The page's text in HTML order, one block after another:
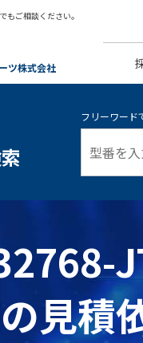
もご相談ください。
ツ株式会社
フリーワード
見積